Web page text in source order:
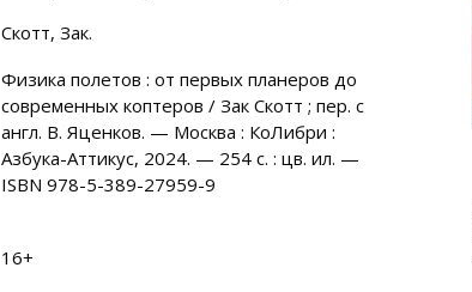
Скотт, Зак.
Физика полетов : от первых планеров до
современных коптеров / Зак Скотт ; пер. с
англ. В. Яценков. — Москва : КоЛибри :
Азбука-Аттикус, 2024. — 254 с. : цв. ил. —
ISBN 978-5-389-27959-9
16+